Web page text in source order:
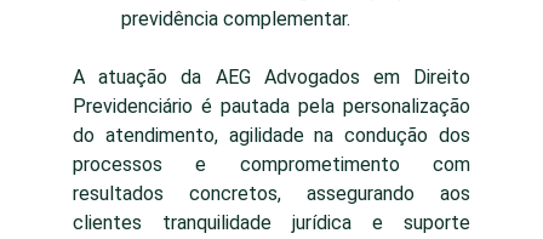
previdência complementar.
A atuação da AEG Advogados em Direito
Previdenciário é pautada pela personalização
do atendimento, agilidade na condução dos
processos e comprometimento com
resultados concretos, assegurando aos
clientes tranquilidade jurídica e suporte